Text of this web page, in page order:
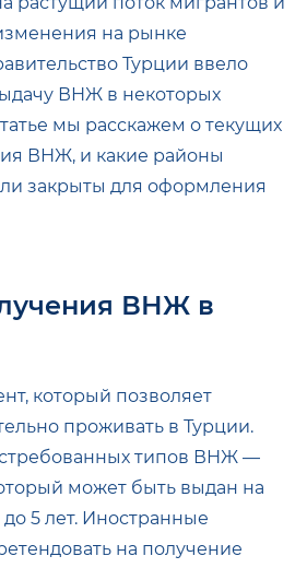
на рынке
Турции ввело
ВНЖ в некоторых
мы расскажем о текущих
ВНЖ, и какие районы
закрыты для оформления
ВНЖ в
который позволяет
проживать в Турции.
типов ВНЖ —
может быть выдан на
5 лет. Иностранные
на получение